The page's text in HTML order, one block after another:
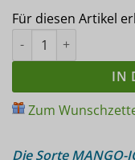
Für diesen Artikel
4K Gourmet Protein
IN
Zum
Die Sorte MANGO-